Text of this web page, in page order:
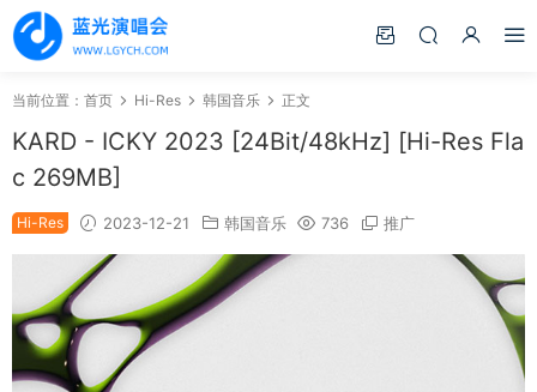
当前位置： 首页 Hi-Res 韩国音乐 正文
KARD - ICKY 2023 [24Bit/48kHz] [Hi-Res Fla
c 269MB]
Hi-Res 2023-12-21 韩国音乐 736 推广